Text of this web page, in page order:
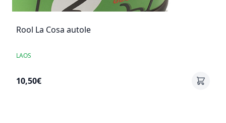
Rool La Cosa autole
LAOS
10,50€